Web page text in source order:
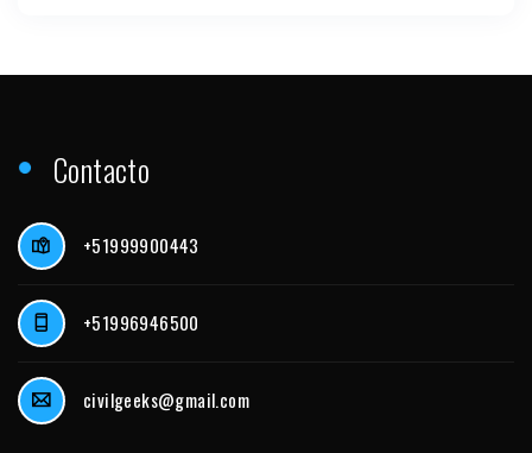
Contacto
+51999900443
+51996946500
civilgeeks@gmail.com